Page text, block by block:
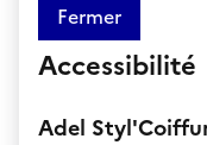
Fermer
Accessibilité
Adel